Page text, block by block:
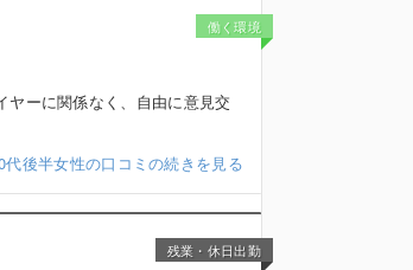
働く環境
ーに関係なく、自由に意見交
後半女性の口コミの続きを見る
残業・休日出勤